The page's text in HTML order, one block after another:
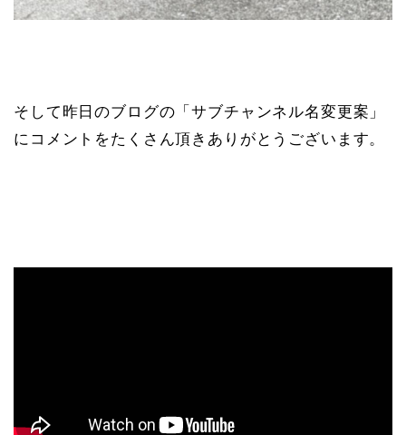
そして昨日のブログの「サブチャンネル名変更案」
にコメントをたくさん頂きありがとうございます。